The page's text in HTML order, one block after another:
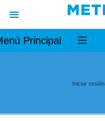
Principal
Iniciar sesión